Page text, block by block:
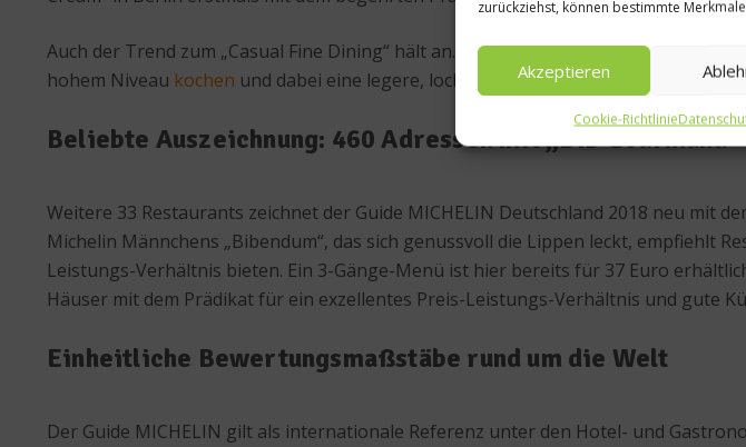
zurückziehst, können bestimmte
Akzeptieren
Cookie-Richtlinie
Auch der Trend zum „Casual Fine Dining“ hält an. So finden sich auch im Guide
hohem Niveau kochen und dabei eine legere, lockere Atmosphäre bieten, ein
Beliebte Auszeichnung: 460 Adressen mit „Bib Gourmand“
Weitere 33 Restaurants zeichnet der Guide MICHELIN Deutschland 2018 neu mit
Michelin Männchens „Bibendum“, das sich genussvoll die Lippen leckt,
Leistungs-Verhältnis bieten. Ein 3-Gänge-Menü ist hier bereits für 37 Euro
Häuser mit dem Prädikat für ein exzellentes Preis-Leistungs-Verhältnis und gute
Einheitliche Bewertungsmaßstäbe rund um die Welt
Der Guide MICHELIN gilt als internationale Referenz unter den Hotel- und